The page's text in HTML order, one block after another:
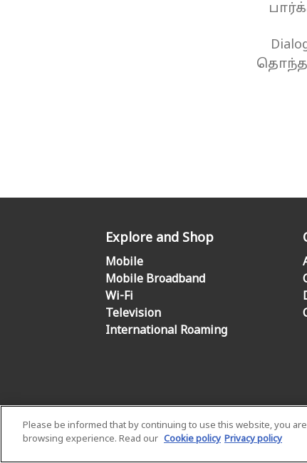
Explore and Shop
Mobile
Mobile Broadband
Wi-Fi
Television
International Roaming
Please be informed that by continuing to use this website, you
browsing experience. Read our Cookie policy Privacy policy